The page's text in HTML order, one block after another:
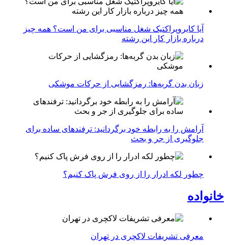
آیا کایروپراکتیک شغل مناسبی برای من است؟ همه چیز
درباره بازار کار این رشته
زبان بدن گربه‌ها: رمزگشایی از حرکات موشکی
آرامش را به رابطه خود برگردانید: ترفندهای ساده برای
جلوگیری از جر و بحث
چطور لکه ادرار را از روی فرش پاک کنیم؟
خانواده
معرفی تشریفات لاکچری در تهران